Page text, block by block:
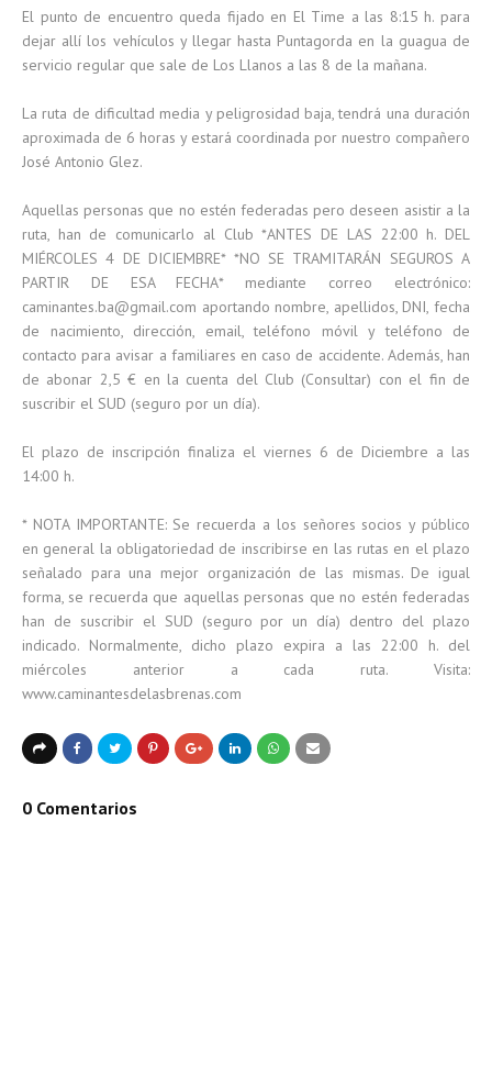
El punto de encuentro queda fijado en El Time a las 8:15 h. para
dejar allí los vehículos y llegar hasta Puntagorda en la guagua de
servicio regular que sale de Los Llanos a las 8 de la mañana.
La ruta de dificultad media y peligrosidad baja, tendrá una duración
aproximada de 6 horas y estará coordinada por nuestro compañero
José Antonio Glez.
Aquellas personas que no estén federadas pero deseen asistir a la
ruta, han de comunicarlo al Club *ANTES DE LAS 22:00 h. DEL
MIÉRCOLES 4 DE DICIEMBRE* *NO SE TRAMITARÁN SEGUROS A
PARTIR DE ESA FECHA* mediante correo electrónico:
caminantes.ba@gmail.com aportando nombre, apellidos, DNI, fecha
de nacimiento, dirección, email, teléfono móvil y teléfono de
contacto para avisar a familiares en caso de accidente. Además, han
de abonar 2,5 € en la cuenta del Club (Consultar) con el fin de
suscribir el SUD (seguro por un día).
El plazo de inscripción finaliza el viernes 6 de Diciembre a las
14:00 h.
* NOTA IMPORTANTE: Se recuerda a los señores socios y público
en general la obligatoriedad de inscribirse en las rutas en el plazo
señalado para una mejor organización de las mismas. De igual
forma, se recuerda que aquellas personas que no estén federadas
han de suscribir el SUD (seguro por un día) dentro del plazo
indicado. Normalmente, dicho plazo expira a las 22:00 h. del
miércoles anterior a cada ruta. Visita:
www.caminantesdelasbrenas.com
0 Comentarios